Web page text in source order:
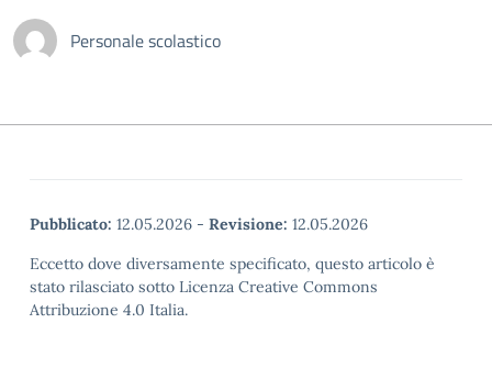
Personale scolastico
Pubblicato: 12.05.2026 - Revisione: 12.05.2026
Eccetto dove diversamente specificato, questo articolo è
stato rilasciato sotto Licenza Creative Commons
Attribuzione 4.0 Italia.